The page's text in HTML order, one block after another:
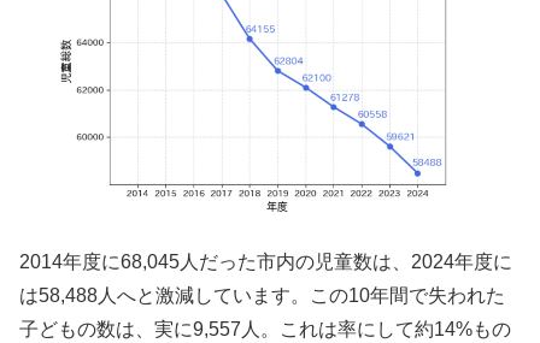
2014年度に68,045人だった市内の児童数は、2024年度に
は58,488人へと激減しています。この10年間で失われた
子どもの数は、実に9,557人。これは率にして約14%もの